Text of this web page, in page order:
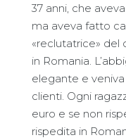
37 anni, che
ma aveva fatto
«reclutatrice» del
in Romania.
elegante e
clienti. Ogni
euro e se non
rispedita in